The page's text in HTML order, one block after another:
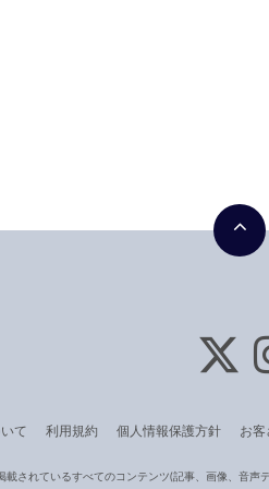
て 利用規約 個人情報保護方針 お客
載されているすべてのコンテンツ(記事、画像、音声